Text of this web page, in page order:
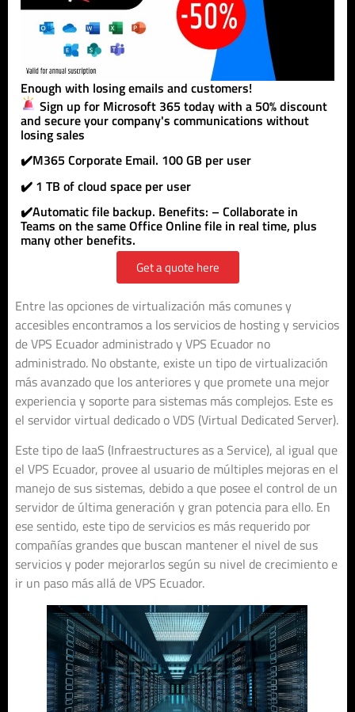
Enough with losing emails and customers!
Sign up for Microsoft 365 today with a 50% discount
and secure your company's communications without
losing sales
✔️M365 Corporate Email. 100 GB per user
✔️ 1 TB of cloud space per user
✔️Automatic file backup. Benefits: – Collaborate in
Teams on the same Office Online file in real time, plus
many other benefits.
Get a quote here
Entre las opciones de virtualización más comunes y
accesibles encontramos a los servicios de hosting y servicios
de VPS Ecuador administrado y VPS Ecuador no
administrado. No obstante, existe un tipo de virtualización
más avanzado que los anteriores y que promete una mejor
experiencia y soporte para sistemas más complejos. Este es
el servidor virtual dedicado o VDS (Virtual Dedicated Server).
Este tipo de IaaS (Infraestructures as a Service), al igual que
el VPS Ecuador, provee al usuario de múltiples mejoras en el
manejo de sus sistemas, debido a que posee el control de un
servidor de última generación y gran potencia para ello. En
ese sentido, este tipo de servicios es más requerido por
compañías grandes que buscan mantener el nivel de sus
servicios y poder mejorarlos según su nivel de crecimiento e
ir un paso más allá de VPS Ecuador.